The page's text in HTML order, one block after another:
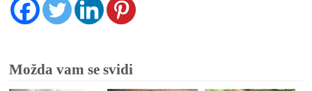
Možda vam se svidi